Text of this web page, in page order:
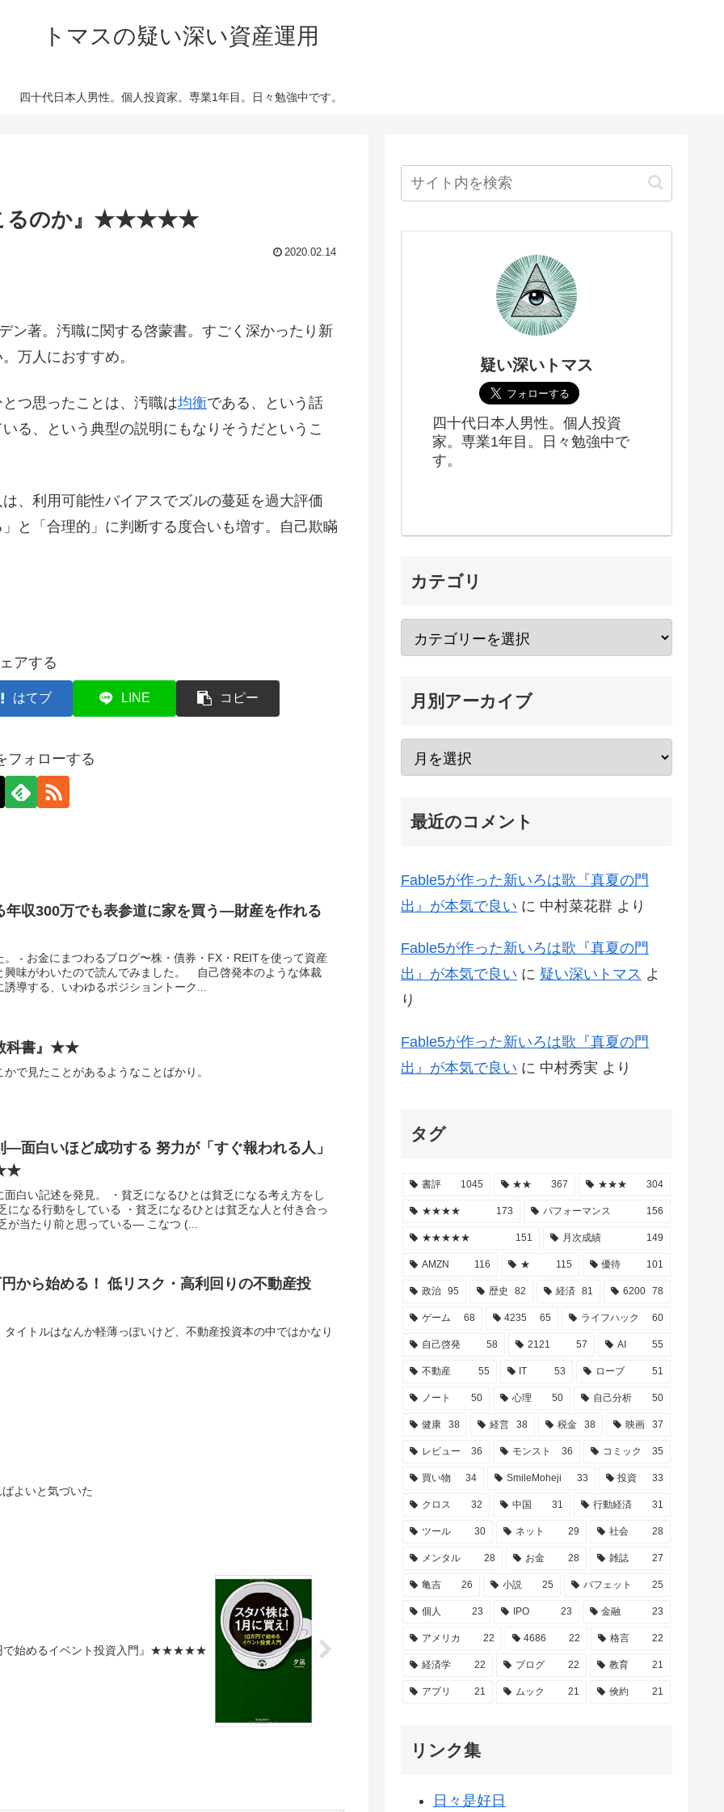
トマスの疑い深い資産運用
四十代日本人男性。個人投資家。専業1年目。日々勉強中です。
こるのか』★★★★★
2020.02.14
著。汚職に関する啓蒙書。すごく深かったり新
万人におすすめ。
つ思ったことは、汚職は均衡である、という話
る、という典型の説明にもなりそうだというこ
利用可能性バイアスでズルの蔓延を過大評価
と「合理的」に判断する度合いも増す。自己欺瞞
アする
はてブ LINE コピー
フォローする
年収300万でも表参道に家を買う―財産を作れる
- お金にまつわるブログ〜株・債券・FX・REITを使って資産
味がわいたので読んでみました。 自己啓発本のような体裁
導する、いわゆるポジショントーク...
科書』★★
で見たことがあるようなことばかり。
面白いほど成功する 努力が「すぐ報われる人」
白い記述を発見。 ・貧乏になるひとは貧乏になる考え方をし
になる行動をしている ・貧乏になるひとは貧乏な人と付き合っ
が当たり前と思っている— こなつ (...
から始める！ 低リスク・高利回りの不動産投
イトルはなんか軽薄っぽいけど、不動産投資本の中ではかなり
よいと気づいた
で始めるイベント投資入門』★★★★★
疑い深いトマス
四十代日本人男性。個人投資
家。専業1年目。日々勉強中で
す。
カテゴリ
月別アーカイブ
最近のコメント
Fable5が作った新いろは歌『真夏の門
出』が本気で良い に 中村菜花群 より
Fable5が作った新いろは歌『真夏の門
出』が本気で良い に 疑い深いトマス よ
り
Fable5が作った新いろは歌『真夏の門
出』が本気で良い に 中村秀実 より
タグ
書評 1045 ★★ 367 ★★★ 304
★★★★ 173 パフォーマンス 156
★★★★★ 151 月次成績 149
AMZN 116 ★ 115 優待 101
政治 95 歴史 82 経済 81 6200 78
ゲーム 68 4235 65 ライフハック 60
自己啓発 58 2121 57 AI 55
不動産 55 IT 53 ローブ 51
ノート 50 心理 50 自己分析 50
健康 38 経営 38 税金 38 映画 37
レビュー 36 モンスト 36 コミック 35
買い物 34 SmileMoheji 33 投資 33
クロス 32 中国 31 行動経済 31
ツール 30 ネット 29 社会 28
メンタル 28 お金 28 雑誌 27
亀吉 26 小説 25 バフェット 25
個人 23 IPO 23 金融 23
アメリカ 22 4686 22 格言 22
経済学 22 ブログ 22 教育 21
アプリ 21 ムック 21 倹約 21
リンク集
日々是好日